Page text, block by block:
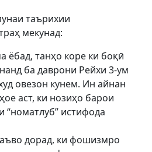
таърихии
мекунад:
ёбад, танҳо коре ки боқӣ
ба даврони Рейхи 3-ум
овезон кунем. Ин айнан
аст, ки нозиҳо барои
“номатлуб” истифода
дорад, ки фошизмро